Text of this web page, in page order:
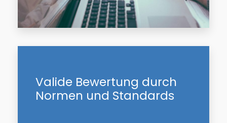
Valide Bewertung durch
Normen und Standards